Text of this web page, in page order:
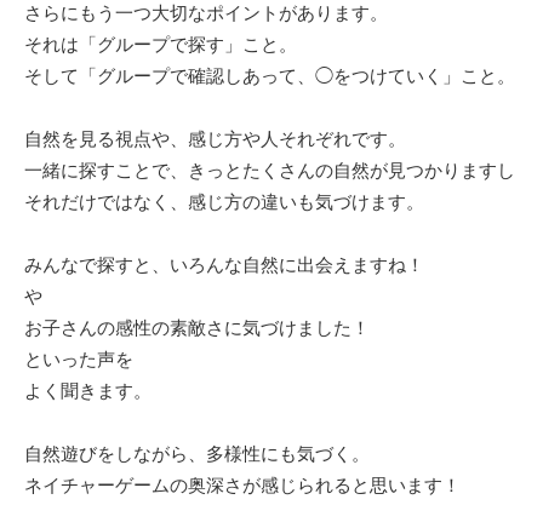
さらにもう一つ大切なポイントがあります。
それは「グループで探す」こと。
そして「グループで確認しあって、◯をつけていく」こと。
自然を見る視点や、感じ方や人それぞれです。
一緒に探すことで、きっとたくさんの自然が見つかりますし
それだけではなく、感じ方の違いも気づけます。
みんなで探すと、いろんな自然に出会えますね！
や
お子さんの感性の素敵さに気づけました！
といった声を
よく聞きます。
自然遊びをしながら、多様性にも気づく。
ネイチャーゲームの奥深さが感じられると思います！